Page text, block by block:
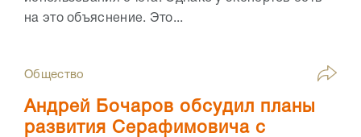
на это объяснение. Это...
Общество
Андрей Бочаров обсудил планы
развития Серафимовича с